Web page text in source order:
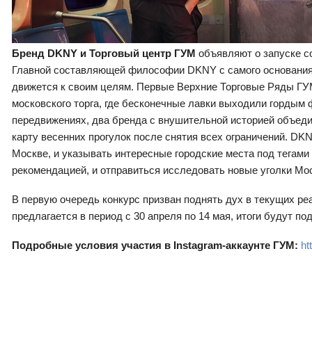
Бренд DKNY и Торговый центр ГУМ объявляют о запуске
Главной составляющей философии DKNY с самого
движется к своим целям. Первые Верхние Торговые Ряды
московского торга, где бесконечные лавки выходили
передвижениях, два бренда с внушительной историей
карту весенних прогулок после снятия всех ограничений.
Москве, и указывать интересные городские места под
рекомендацией, и отправиться исследовать новые уголки
В первую очередь конкурс призван поднять дух в текущих
предлагается в период с 30 апреля по 14 мая, итоги будут
Подробные условия участия в Instagram-аккаунте ГУМ: